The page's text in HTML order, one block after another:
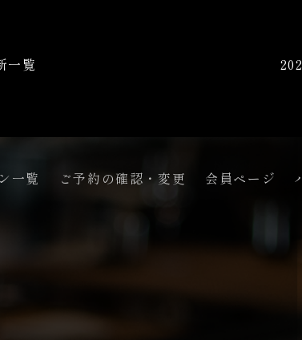
一覧
一覧 ご予約の確認・変更 会員ページ